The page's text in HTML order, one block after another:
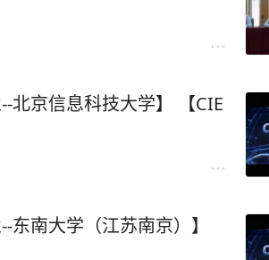
北京信息科技大学】 【CIE
东南大学（江苏南京）】